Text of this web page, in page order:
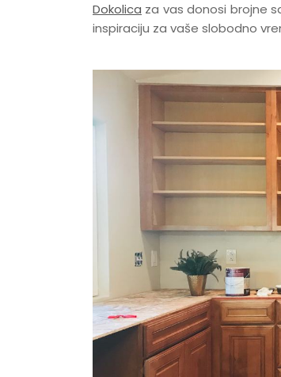
Dokolica za vas donosi brojne
inspiraciju za vaše slobodno